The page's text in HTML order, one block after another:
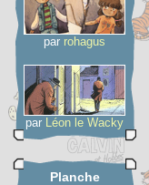
par rohagus
par Léon le Wacky
Planche